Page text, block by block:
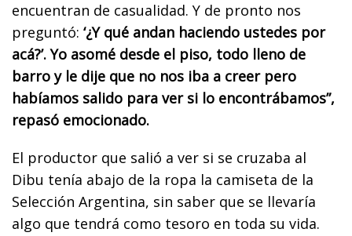
encuentran de casualidad. Y de pronto nos
preguntó: ‘¿Y qué andan haciendo ustedes por
acá?’. Yo asomé desde el piso, todo lleno de
barro y le dije que no nos iba a creer pero
habíamos salido para ver si lo encontrábamos”,
repasó emocionado.
El productor que salió a ver si se cruzaba al
Dibu tenía abajo de la ropa la camiseta de la
Selección Argentina, sin saber que se llevaría
algo que tendrá como tesoro en toda su vida.